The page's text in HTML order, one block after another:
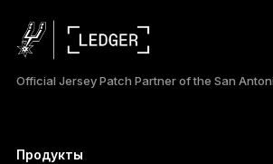
日本語
Official Jersey Patch Partner of the San
Продукты